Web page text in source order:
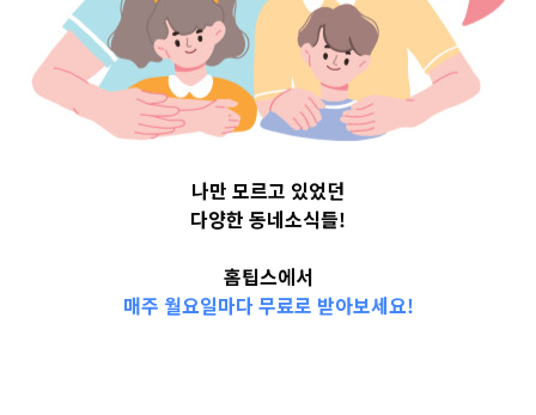
2023-10-20
readybaby-admin
나만 모르고 있었던
다양한 동네소식들!
홈팁스에서
매주 월요일마다 무료로 받아보세요!